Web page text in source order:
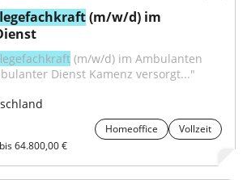
(m/w/d) im
(m/w/d) im Ambulanten
Dienst Kamenz versorgt..."
Homeoffice
Vollzeit
64.800,00 €